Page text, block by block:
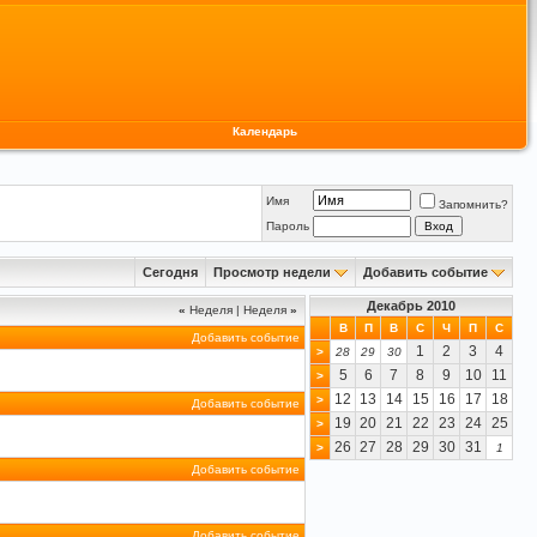
Календарь
Имя
Запомнить?
Пароль
Сегодня Просмотр недели Добавить событие
« Неделя | Неделя »
Добавить событие
Добавить событие
Добавить событие
Декабрь 2010
В П В С Ч П
С
>
28 29 30 1 2 3 4
> 5 6 7 8 9 10 11
> 12 13 14 15 16 17 18
> 19 20 21 22 23 24 25
> 26 27 28 29 30 31 1